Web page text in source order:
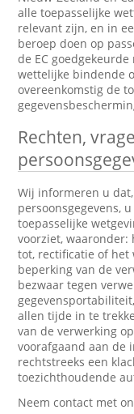
alle toepasselijke
relevant zijn, en in
beroep doen op
de EC
wettelijke bindende
overeenkomstig de
Rechten,
Wij informeren u
persoonsgegevens,
toepasselijke
voorziet, waaronder:
tot, rectificatie of het
beperking van de
bezwaar tegen
allen tijde in te
van de verwerking
voorafgaand aan de
rechtstreeks een
toezichthoudende
Neem contact met